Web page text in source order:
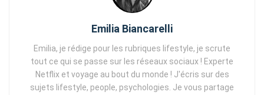
Emilia Biancarelli
Emilia, je rédige pour les rubriques lifestyle, je scrute
tout ce qui se passe sur les réseaux sociaux ! Experte
Netflix et voyage au bout du monde ! J'écris sur des
sujets lifestyle, people, psychologies. Je vous partage